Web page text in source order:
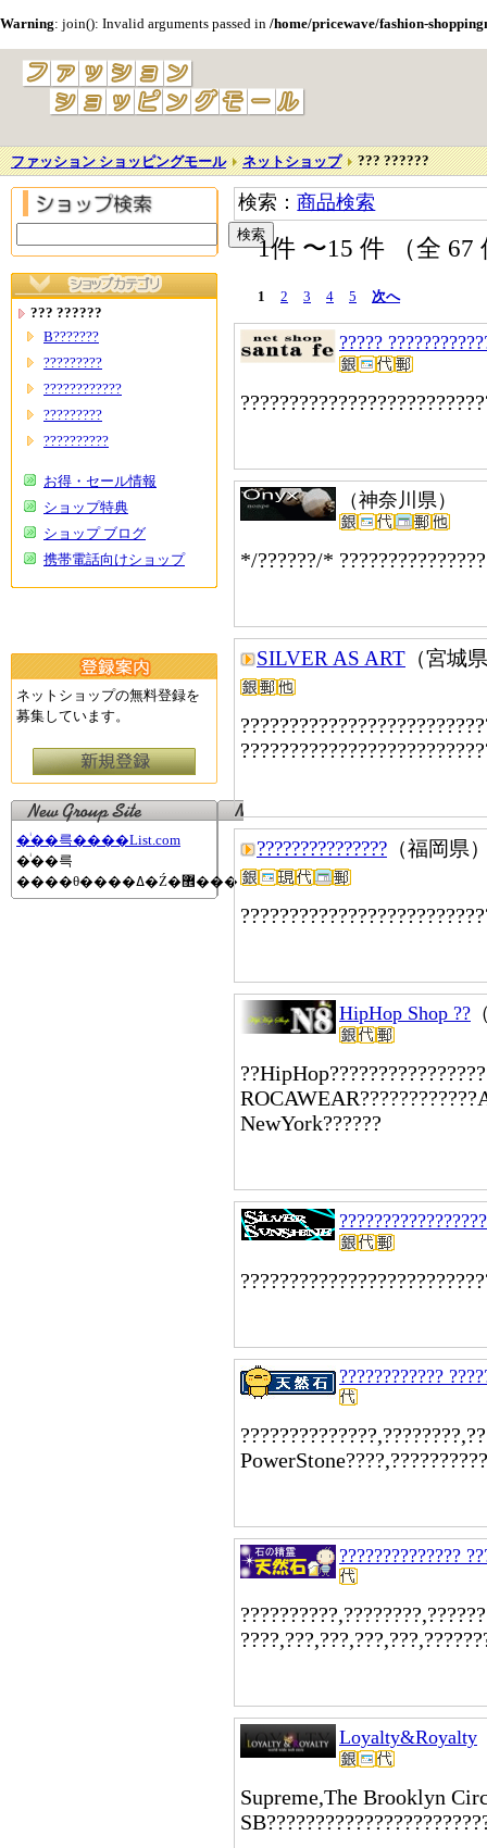
Warning: join(): Invalid arguments passed in /home/pricewave/fashion-
ファッション ショッピングモール ネットショップ ??? ??????
??? ??????
B???????
?????????
????????????
?????????
??????????
お得・セール情報
ショップ特典
ショップ ブログ
携帯電話向けショップ
ネットショップの無料登録を
募集しています。
�ͥ��륵����List.com
�ͥ��륵
����θ����ߡ�Ź�޾���
検索：商品検索
1件 〜15 件 （全
1 2 3 4 5 次へ
?????
（神奈川県）
*/??????/*
SILVER AS ART （宮城
??????????????? （福岡県
HipHop Shop ??
NewYork??????
????????????
??????????????
Loyalty&Royalty
Supreme,The Brooklyn